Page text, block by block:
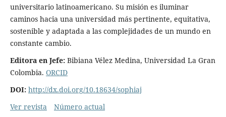
universitario latinoamericano. Su misión es iluminar
caminos hacia una universidad más pertinente, equitativa,
sostenible y adaptada a las complejidades de un mundo en
constante cambio.
Editora en Jefe: Bibiana Vélez Medina, Universidad La Gran
Colombia. ORCID
DOI: http://dx.doi.org/10.18634/sophiaj
Ver revista
Número actual